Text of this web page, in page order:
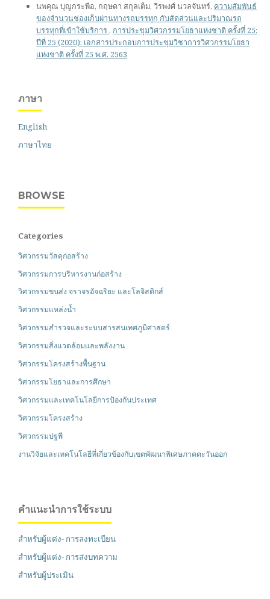
นพคุณ บุญกระพือ, กฤษดา สกุลเต็ม, วีรพงศ์ นวลจันทร์, ความสัมพันธ์
ของจำนวนช่องเก็บผ่านทางรถบรรทุก กับสัดส่วนและปริมาณรถ
บรรทุกที่เข้าใช้บริการ , การประชุมวิศวกรรมโยธาแห่งชาติ ครั้งที่ 25:
ปีที่ 25 (2020): เอกสารประกอบการประชุมวิชาการวิศวกรรมโยธา
แห่งชาติ ครั้งที่ 25 พ.ศ. 2563
ภาษา
English
ภาษาไทย
BROWSE
Categories
วิศวกรรมวัสดุก่อสร้าง
วิศวกรรมการบริหารงานก่อสร้าง
วิศวกรรมขนส่ง จราจรอัจฉริยะ และโลจิสติกส์
วิศวกรรมแหล่งน้ำ
วิศวกรรมสำรวจและระบบสารสนเทศภูมิศาสตร์
วิศวกรรมสิ่งแวดล้อมและพลังงาน
วิศวกรรมโครงสร้างพื้นฐาน
วิศวกรรมโยธาและการศึกษา
วิศวกรรมและเทคโนโลยีการป้องกันประเทศ
วิศวกรรมโครงสร้าง
วิศวกรรมปฐพี
งานวิจัยและเทคโนโลยีที่เกี่ยวข้องกับเขตพัฒนาพิเศษภาคตะวันออก
คำแนะนำการใช้ระบบ
สำหรับผู้แต่ง- การลงทะเบียน
สำหรับผู้แต่ง- การส่งบทความ
สำหรับผู้ประเมิน